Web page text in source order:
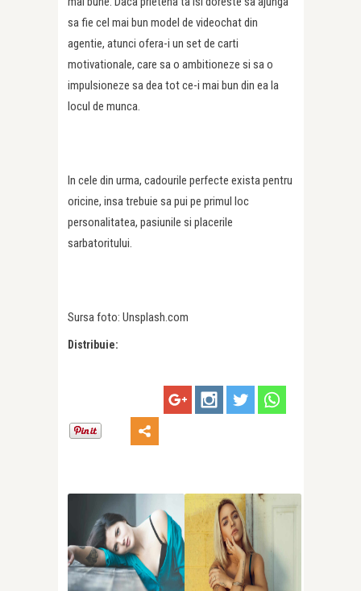
sa fie cel mai bun model de videochat din
agentie, atunci ofera-i un set de carti
motivationale, care sa o ambitioneze si sa o
impulsioneze sa dea tot ce-i mai bun din ea la
locul de munca.
In cele din urma, cadourile perfecte exista pentru
oricine, insa trebuie sa pui pe primul loc
personalitatea, pasiunile si placerile
sarbatoritului.
Sursa foto: Unsplash.com
Distribuie: